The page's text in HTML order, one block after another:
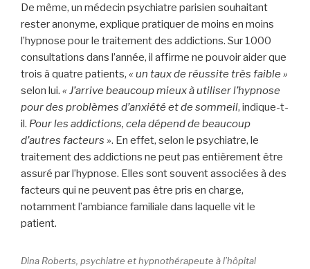
De même, un médecin psychiatre parisien souhaitant
rester anonyme, explique pratiquer de moins en moins
l’hypnose pour le traitement des addictions. Sur 1000
consultations dans l’année, il affirme ne pouvoir aider que
trois à quatre patients, « un taux de réussite très faible »
selon lui. « J’arrive beaucoup mieux à utiliser l’hypnose
pour des problèmes d’anxiété et de sommeil, indique-t-
il. Pour les addictions, cela dépend de beaucoup
d’autres facteurs ». En effet, selon le psychiatre, le
traitement des addictions ne peut pas entièrement être
assuré par l’hypnose. Elles sont souvent associées à des
facteurs qui ne peuvent pas être pris en charge,
notamment l’ambiance familiale dans laquelle vit le
patient.
Dina Roberts, psychiatre et hypnothérapeute à l’hôpital